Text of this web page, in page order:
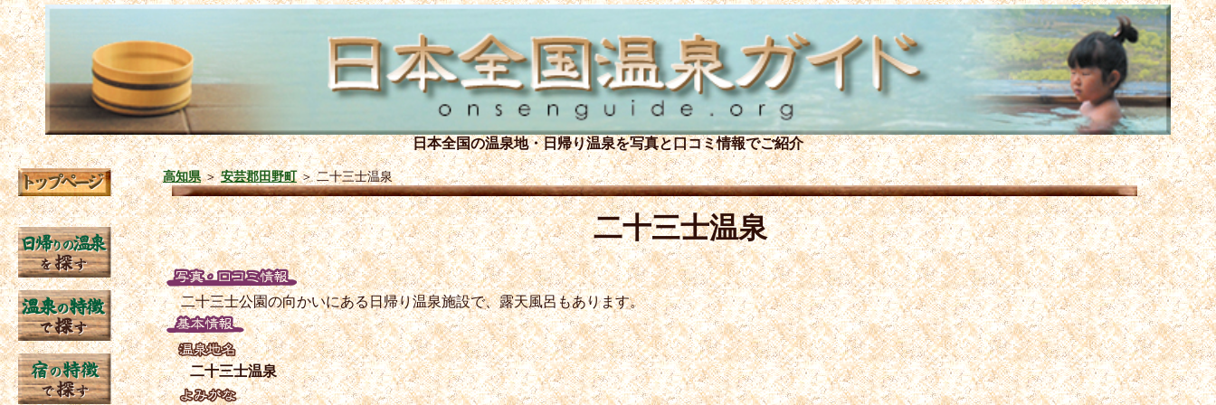
日本全国の温泉地・日帰り温泉を写真と口コミ情報でご紹介
高知県＞安芸郡田野町＞二十三士温泉
二十三士温泉
二十三士公園の向かいにある日帰り温泉施設で、露天風呂もあります。
二十三士温泉